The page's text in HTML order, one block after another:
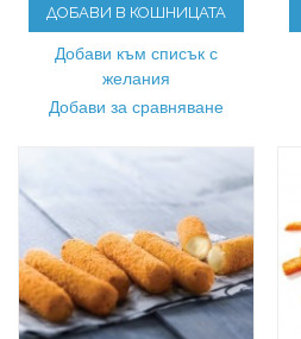
ДОБАВИ В КОШНИЦАТА
Добави към списък с
желания
Добави за сравняване